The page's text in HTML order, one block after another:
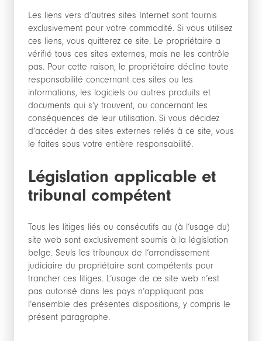
Les liens vers d’autres sites Internet sont fournis
exclusivement pour votre commodité. Si vous utilisez
ces liens, vous quitterez ce site. Le propriétaire a
vérifié tous ces sites externes, mais ne les contrôle
pas. Pour cette raison, le propriétaire décline toute
responsabilité concernant ces sites ou les
informations, les logiciels ou autres produits et
documents qui s’y trouvent, ou concernant les
conséquences de leur utilisation. Si vous décidez
d’accéder à des sites externes reliés à ce site, vous
le faites sous votre entière responsabilité.
Législation applicable et
tribunal compétent
Tous les litiges liés ou consécutifs au (à l’usage du)
site web sont exclusivement soumis à la législation
belge. Seuls les tribunaux de l’arrondissement
judiciaire du propriétaire sont compétents pour
trancher ces litiges. L’usage de ce site web n’est
pas autorisé dans les pays n’appliquant pas
l’ensemble des présentes dispositions, y compris le
présent paragraphe.